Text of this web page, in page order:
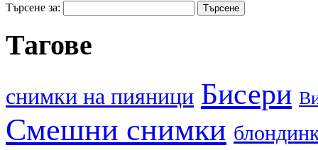
Търсене за:
Тагове
cнимки на пияници Бисери
Смешни снимки